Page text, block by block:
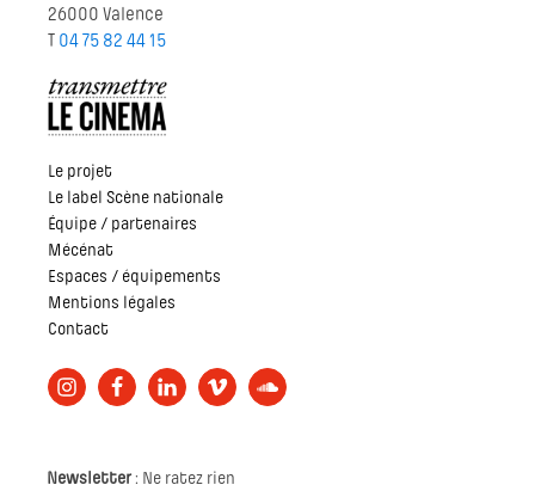
26000 Valence
T 04 75 82 44 15
Le projet
Le label Scène nationale
Équipe / partenaires
Mécénat
Espaces / équipements
Mentions légales
Contact
Newsletter: Ne ratez rien